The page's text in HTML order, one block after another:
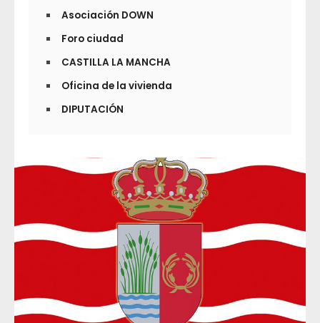
Asociación DOWN
Foro ciudad
CASTILLA LA MANCHA
Oficina de la vivienda
DIPUTACIÓN